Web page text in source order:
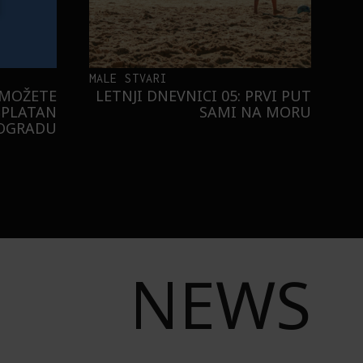
MALE STVARI
LETNJI DNEVNICI 05: PRVI PUT
SAMI NA MORU
NEWS